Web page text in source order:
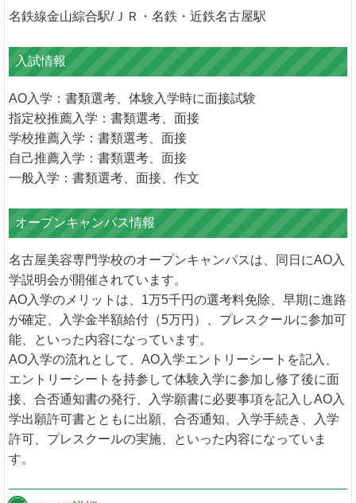
名鉄線金山綜合駅/ＪＲ・名鉄・近鉄名古屋駅
入試情報
AO入学：書類選考、体験入学時に面接試験
指定校推薦入学：書類選考、面接
学校推薦入学：書類選考、面接
自己推薦入学：書類選考、面接
一般入学：書類選考、面接、作文
オープンキャンパス情報
名古屋美容専門学校のオープンキャンパスは、同日にAO入
学説明会が開催されています。
AO入学のメリットは、1万5千円の選考料免除、早期に進路
が確定、入学金半額給付（5万円）、プレスクールに参加可
能、といった内容になっています。
AO入学の流れとして、AO入学エントリーシートを記入、
エントリーシートを持参して体験入学に参加し修了後に面
接、合否通知書の発行、入学願書に必要事項を記入しAO入
学出願許可書とともに出願、合否通知、入学手続き、入学
許可、プレスクールの実施、といった内容になっていま
す。